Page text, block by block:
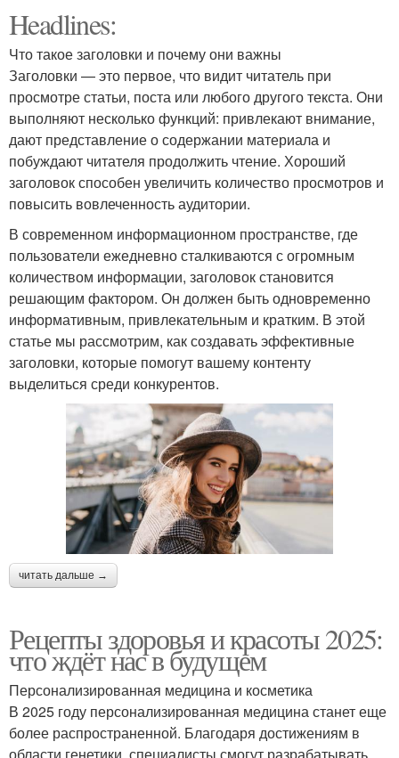
Headlines:
Что такое заголовки и почему они важны
Заголовки — это первое, что видит читатель при
просмотре статьи, поста или любого другого текста. Они
выполняют несколько функций: привлекают внимание,
дают представление о содержании материала и
побуждают читателя продолжить чтение. Хороший
заголовок способен увеличить количество просмотров и
повысить вовлеченность аудитории.
В современном информационном пространстве, где
пользователи ежедневно сталкиваются с огромным
количеством информации, заголовок становится
решающим фактором. Он должен быть одновременно
информативным, привлекательным и кратким. В этой
статье мы рассмотрим, как создавать эффективные
заголовки, которые помогут вашему контенту
выделиться среди конкурентов.
читать дальше →
Рецепты здоровья и красоты 2025:
что ждёт нас в будущем
Персонализированная медицина и косметика
В 2025 году персонализированная медицина станет еще
более распространенной. Благодаря достижениям в
области генетики, специалисты смогут разрабатывать